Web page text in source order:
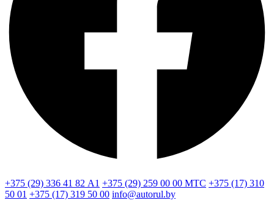
+375 (29) 336 41 82 А1 +375 (29) 259 00 00 МТС +375 (17) 310
50 01 +375 (17) 319 50 00 info@autorul.by